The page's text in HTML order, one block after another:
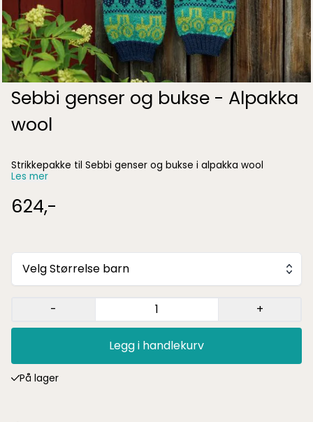
Sebbi genser og bukse - Alpakka
wool
Strikkepakke til Sebbi genser og bukse i alpakka wool
Les mer
624,-
Velg Størrelse barn
- +
Legg i handlekurv
På lager